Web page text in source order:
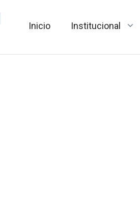
Inicio Institucional